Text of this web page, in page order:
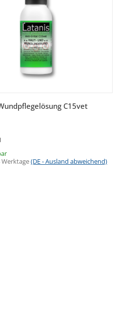
Vorschau C15vet
Werktage(DE - Ausland abweichend)